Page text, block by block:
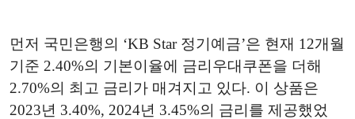
먼저 국민은행의 ‘KB Star 정기예금’은 현재 12개월
기준 2.40%의 기본이율에 금리우대쿠폰을 더해
2.70%의 최고 금리가 매겨지고 있다. 이 상품은
2023년 3.40%, 2024년 3.45%의 금리를 제공했었